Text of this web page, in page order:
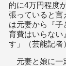
的に4万円程度
張っていると言
は元妻から『子
育費はいらない
す」（芸能記者
元妻と娘に一